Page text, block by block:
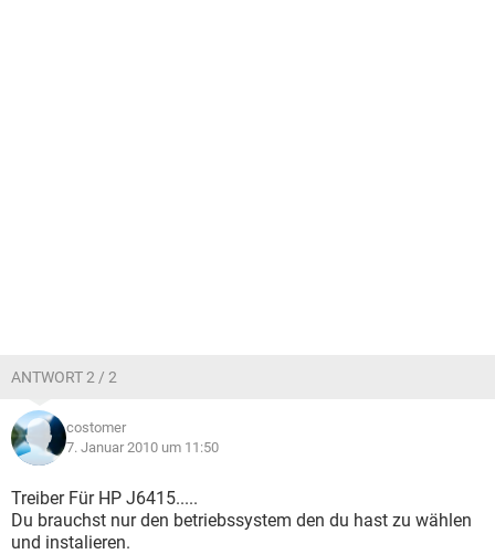
ANTWORT 2 / 2
costomer
7. Januar 2010 um 11:50
Treiber Für HP J6415.....
Du brauchst nur den betriebssystem den du hast zu wählen
und instalieren.